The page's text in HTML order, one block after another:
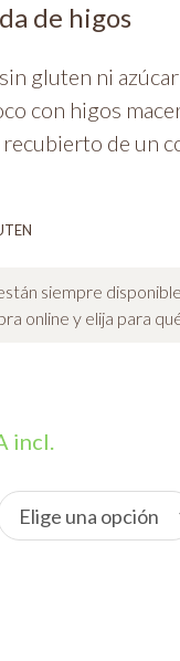
de higos
gluten ni
con higos
de un
siempre
online y elija para
incl.